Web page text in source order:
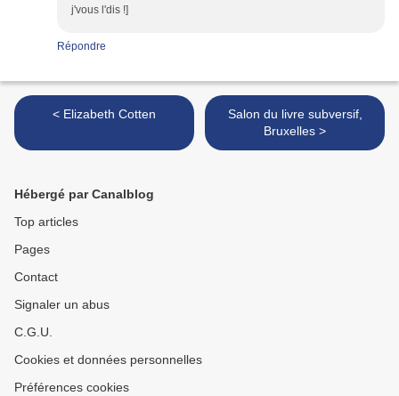
j'vous l'dis !]
Répondre
< Elizabeth Cotten
Salon du livre subversif,
Bruxelles >
Hébergé par Canalblog
Top articles
Pages
Contact
Signaler un abus
C.G.U.
Cookies et données personnelles
Préférences cookies